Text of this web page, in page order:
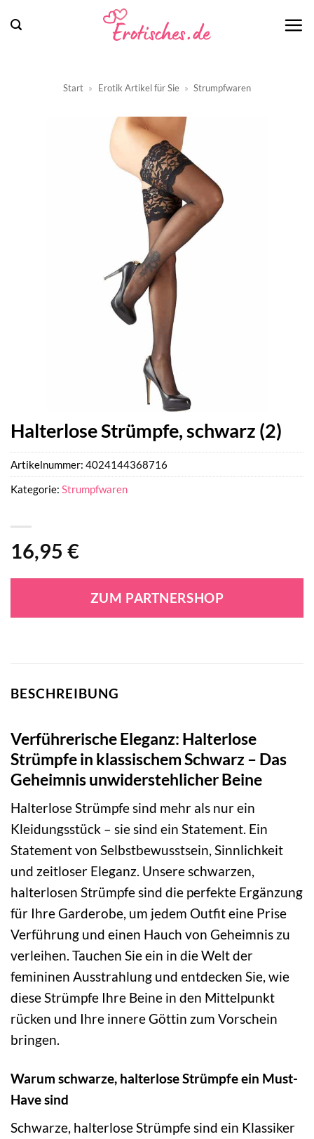
Inhalt
Start » Erotik Artikel für Sie » Strumpfwaren
Halterlose Strümpfe, schwarz (2)
16,95 €
ZUM PARTNERSHOP
Artikelnummer: 4024144368716
Kategorie: Strumpfwaren
BESCHREIBUNG
Verführerische Eleganz: Halterlose
Strümpfe in klassischem Schwarz – Das
Geheimnis unwiderstehlicher Beine
Halterlose Strümpfe sind mehr als nur ein
Kleidungsstück – sie sind ein Statement. Ein
Statement von Selbstbewusstsein, Sinnlichkeit
und zeitloser Eleganz. Unsere schwarzen,
halterlosen Strümpfe sind die perfekte Ergänzung
für Ihre Garderobe, um jedem Outfit eine Prise
Verführung und einen Hauch von Geheimnis zu
verleihen. Tauchen Sie ein in die Welt der
femininen Ausstrahlung und entdecken Sie, wie
diese Strümpfe Ihre Beine in den Mittelpunkt
rücken und Ihre innere Göttin zum Vorschein
bringen.
Warum schwarze, halterlose Strümpfe ein Must-
Have sind
Schwarze, halterlose Strümpfe sind ein Klassiker